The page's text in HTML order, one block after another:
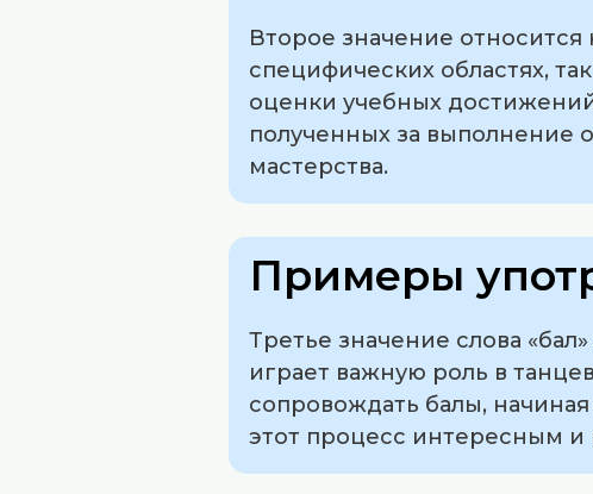
Второе значение
специфических областях,
оценки учебных
полученных за выполнение
мастерства.
Примеры
Третье значение слова
играет важную роль в
сопровождать балы,
этот процесс интересным и